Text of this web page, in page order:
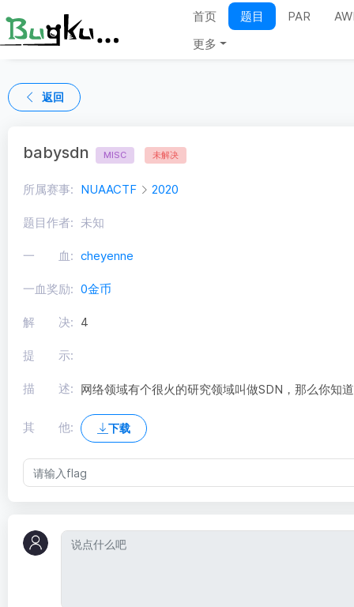
首页 题目 PAR
更多
返回
babysdn MISC 未解决
所属赛事: NUAACTF 2020
题目作者: 未知
一 血: cheyenne
一血奖励: 0金币
解 决: 4
提 示:
描 述: 网络领域有个很火的研究领域叫做SDN，那么你知
其 他: 下载